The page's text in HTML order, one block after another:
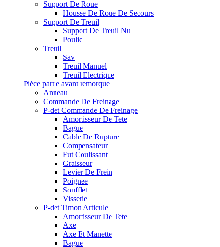
Support De Roue
Housse De Roue De Secours
Support De Treuil
Support De Treuil Nu
Poulie
Treuil
Sav
Treuil Manuel
Treuil Electrique
Pièce partie avant remorque
Anneau
Commande De Freinage
P-det Commande De Freinage
Amortisseur De Tete
Bague
Cable De Rupture
Compensateur
Fut Coulissant
Graisseur
Levier De Frein
Poignee
Soufflet
Visserie
P-det Timon Articule
Amortisseur De Tete
Axe
Axe Et Manette
Bague